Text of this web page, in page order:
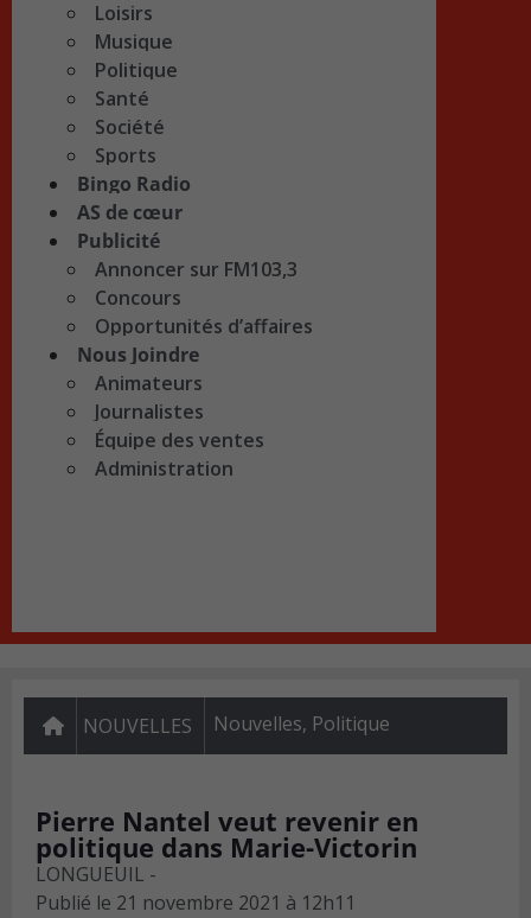
Loisirs
Musique
Politique
Santé
Société
Sports
Bingo Radio
AS de cœur
Publicité
Annoncer sur FM103,3
Concours
Opportunités d’affaires
Nous Joindre
Animateurs
Journalistes
Équipe des ventes
Administration
NOUVELLES Nouvelles, Politique
Pierre Nantel veut revenir en
politique dans Marie-Victorin
LONGUEUIL -
Publié le 21 novembre 2021 à 12h11